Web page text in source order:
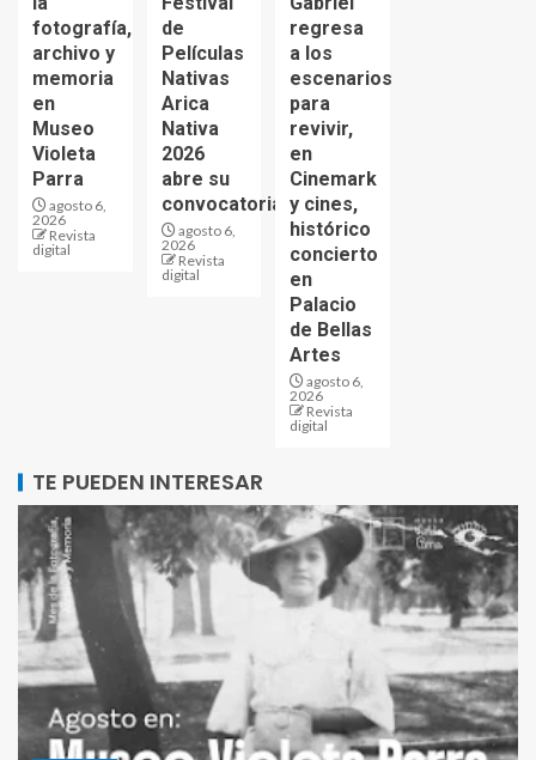
fotografía,
archivo y
memoria
en
Museo
Violeta
Parra
agosto 6,
2026
Revista
digital
de
Películas
Nativas
Arica
Nativa
2026
abre su
convocatoria
agosto 6,
2026
Revista
digital
regresa
a los
escenarios
para
revivir,
en
Cinemark
y cines,
histórico
concierto
en
Palacio
de Bellas
Artes
agosto 6,
2026
Revista
digital
TE PUEDEN INTERESAR